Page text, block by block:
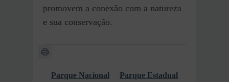
promovem a conexão com a natureza
e sua conservação.
Parque Nacional
Parque Estadual